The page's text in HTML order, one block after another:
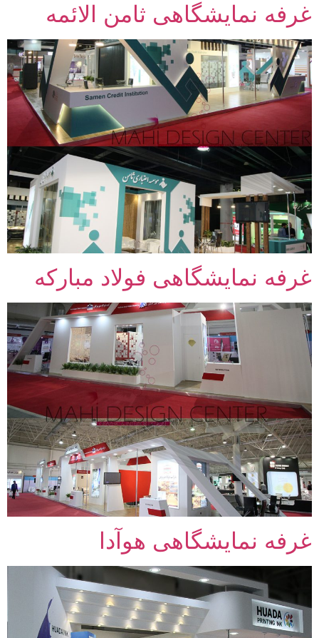
غرفه نمایشگاهی ثامن الائمه
غرفه نمایشگاهی فولاد مبارکه
غرفه نمایشگاهی هوآدا